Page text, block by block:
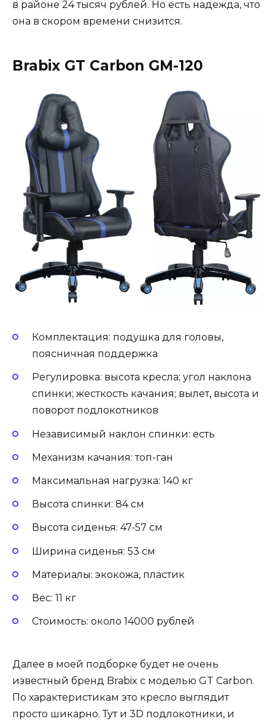
в районе 24 тысяч рублей. Но есть надежда, что
она в скором времени снизится.
Brabix GT Carbon GM-120
Комплектация: подушка для головы,
поясничная поддержка
Регулировка: высота кресла; угол наклона
спинки; жесткость качания; вылет, высота и
поворот подлокотников
Независимый наклон спинки: есть
Механизм качания: топ-ган
Максимальная нагрузка: 140 кг
Высота спинки: 84 см
Высота сиденья: 47-57 см
Ширина сиденья: 53 см
Материалы: экокожа, пластик
Вес: 11 кг
Стоимость: около 14000 рублей
Далее в моей подборке будет не очень
известный бренд Brabix с моделью GT Carbon.
По характеристикам это кресло выглядит
просто шикарно. Тут и 3D подлокотники, и